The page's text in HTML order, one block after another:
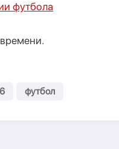
футбола
футбол